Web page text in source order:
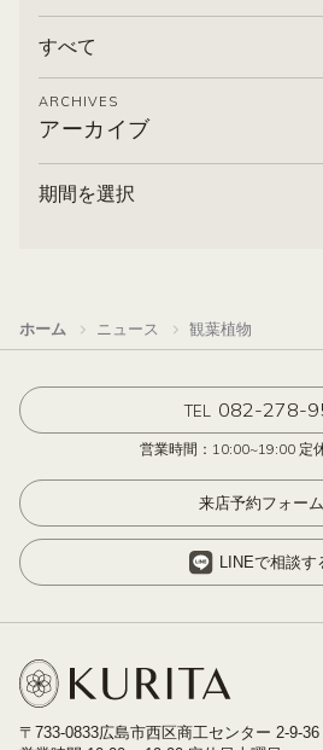
すべて
ARCHIVES
アーカイブ
期間を選択
ホーム ニュース 観葉植物
TEL 082-278-
営業時間：10:00~19:00 定
来店予約フォーム
LINEで相談す
〒733-0833広島市西区商工センター 2-9-36